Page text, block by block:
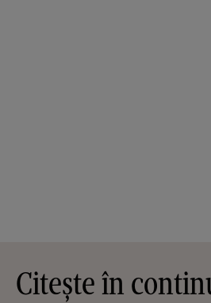
Citește în